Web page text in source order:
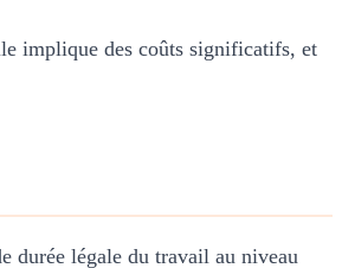
implique des coûts significatifs, et
durée légale du travail au niveau